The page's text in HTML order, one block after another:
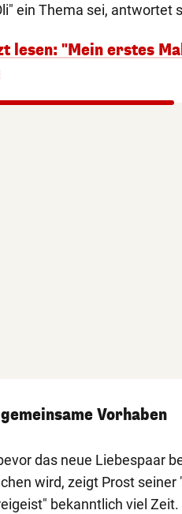
ein Thema sei, antwortet
lesen: "Mein erstes
Vorhaben
das neue Liebespaar
wird, zeigt Prost
bekanntlich viel